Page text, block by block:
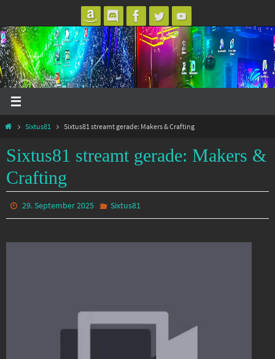
Inhalt
springen
StartSixtus81 Sixtus81 streamt gerade: Makers & Crafting
Sixtus81 streamt gerade: Makers &
Crafting
29. September 2025 Sixtus81